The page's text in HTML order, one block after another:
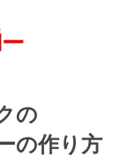
の
の作り方